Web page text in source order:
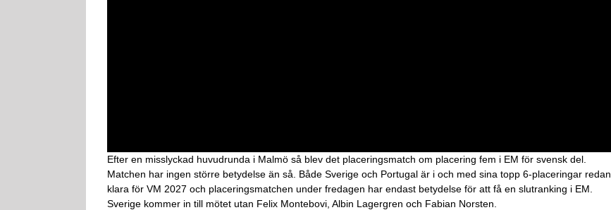
Efter en misslyckad huvudrunda i Malmö så blev det placeringsmatch om placering fem i EM för svensk del.
Matchen har ingen större betydelse än så. Både Sverige och Portugal är i och med sina topp 6-placeringar redan
klara för VM 2027 och placeringsmatchen under fredagen har endast betydelse för att få en slutranking i EM.
Sverige kommer in till mötet utan Felix Montebovi, Albin Lagergren och Fabian Norsten.